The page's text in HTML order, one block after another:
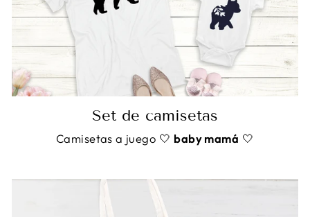
Set de camisetas
Camisetas a juego 🤍 baby mamá 🤍